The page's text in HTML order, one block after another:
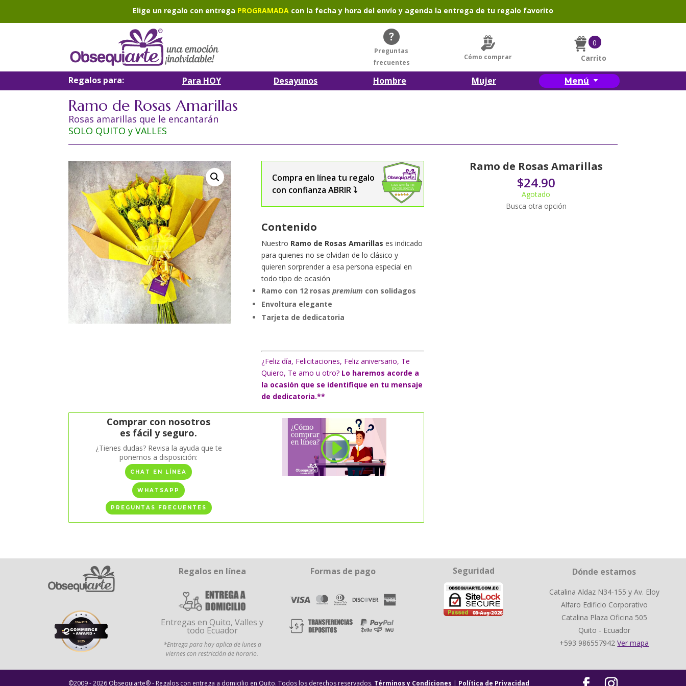
Elige un regalo con entrega PROGRAMADA con la fecha y hora del envío y agenda la entrega de tu regalo favorito
Preguntas
frecuentes
Cómo comprar
0
Carrito
Regalos para: Para HOY Desayunos Hombre Mujer Menú
Ramo de Rosas Amarillas
Rosas amarillas que le encantarán
SOLO QUITO y VALLES
Compra en línea tu regalo
con confianza ABRIR ⤵️
Contenido
Nuestro Ramo de Rosas Amarillas es indicado
para quienes no se olvidan de lo clásico y
quieren sorprender a esa persona especial en
todo tipo de ocasión
Ramo con 12 rosas premium con solidagos
Envoltura elegante
Tarjeta de dedicatoria
¿Feliz día, Felicitaciones, Feliz aniversario, Te
Quiero, Te amo u otro? Lo haremos acorde a
la ocasión que se identifique en tu mensaje
de dedicatoria.**
Comprar con nosotros
es fácil y seguro.
¿Tienes dudas? Revisa la ayuda que te
ponemos a disposición:
CHAT EN LÍNEA
WHATSAPP
PREGUNTAS FRECUENTES
Ramo de Rosas Amarillas
$24.90
Agotado
Busca otra opción
Regalos en línea
Entregas en Quito, Valles y
todo Ecuador
*Entrega para hoy aplica de lunes a
viernes con restricción de horario.
Formas de pago Seguridad Dónde estamos
Catalina Aldaz N34-155 y Av. Eloy
Alfaro Edificio Corporativo
Catalina Plaza Oficina 505
Quito - Ecuador
+593 986557942Ver mapa
©2009 - 2026 Obsequiarte® - Regalos con entrega a domicilio en Quito. Todos los derechos reservados. Términos y Condiciones | Política de Privacidad